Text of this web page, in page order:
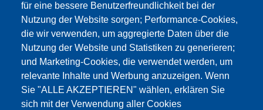
für eine bessere Benutzerfreundlichkeit bei der
Nutzung der Website sorgen; Performance-Cookies,
die wir verwenden, um aggregierte Daten über die
Nutzung der Website und Statistiken zu generieren;
und Marketing-Cookies, die verwendet werden, um
relevante Inhalte und Werbung anzuzeigen. Wenn
Sie "ALLE AKZEPTIEREN" wählen, erklären Sie
sich mit der Verwendung aller Cookies
Dieser Inhalt ist blockiert, da die Google Maps
Cookies nicht akzeptiert wurden.
NUR DIE GOOGLE MAPS COOKIES
AKZEPTIEREN.